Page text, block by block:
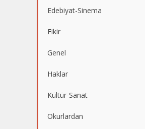
Edebiyat-Sinema
Fikir
Genel
Haklar
Kültür-Sanat
Okurlardan